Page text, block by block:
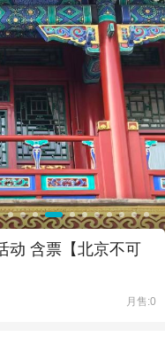
动 含票【北京不可
月售:0